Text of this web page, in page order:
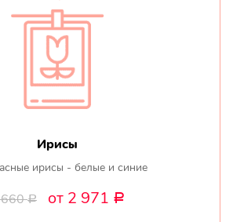
Ирисы
ирисы - белые и синие
Р от 2 971 Р